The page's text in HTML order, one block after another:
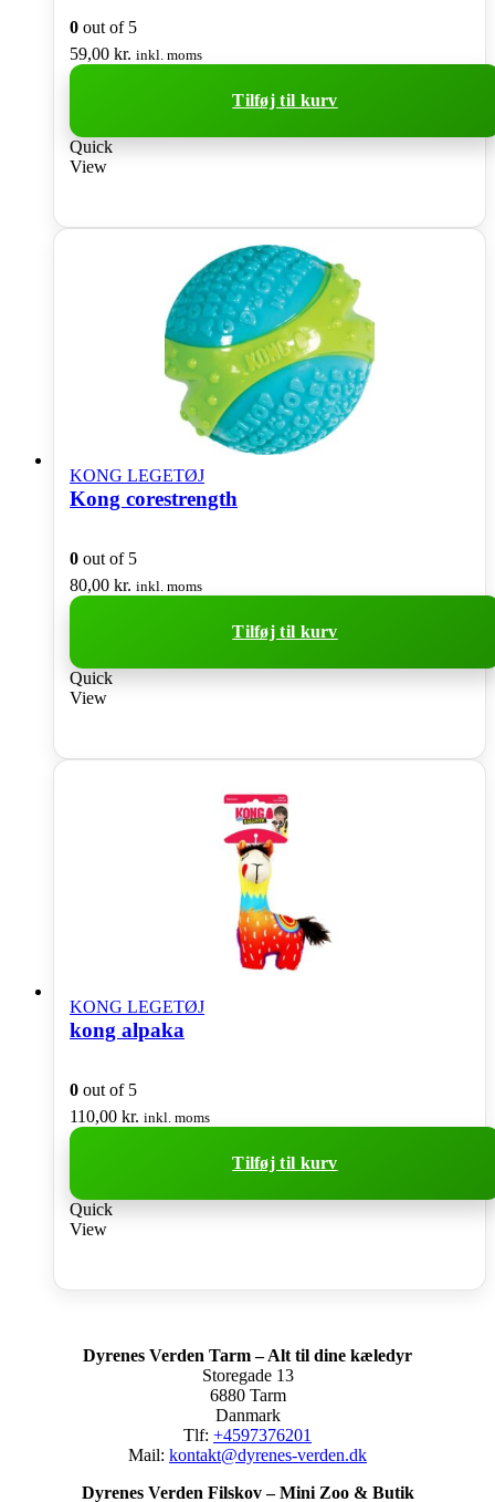
0 out of 5
59,00 kr. inkl. moms
Tilføj til kurv
Quick
View
KONG LEGETØJ
Kong corestrength
0 out of 5
80,00 kr. inkl. moms
Tilføj til kurv
Quick
View
KONG LEGETØJ
kong alpaka
0 out of 5
110,00 kr. inkl. moms
Tilføj til kurv
Quick
View
Dyrenes Verden Tarm – Alt til dine kæledyr
Storegade 13
6880 Tarm
Danmark
Tlf: +4597376201
Mail: kontakt@dyrenes-verden.dk
Dyrenes Verden Filskov – Mini Zoo & Butik